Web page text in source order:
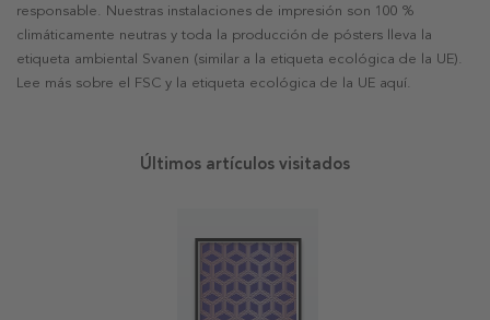
responsable. Nuestras instalaciones de impresión son 100 %
climáticamente neutras y toda la producción de pósters lleva la
etiqueta ambiental Svanen (similar a la etiqueta ecológica de la UE).
Lee más sobre el FSC y la etiqueta ecológica de la UE aquí.
Últimos artículos visitados